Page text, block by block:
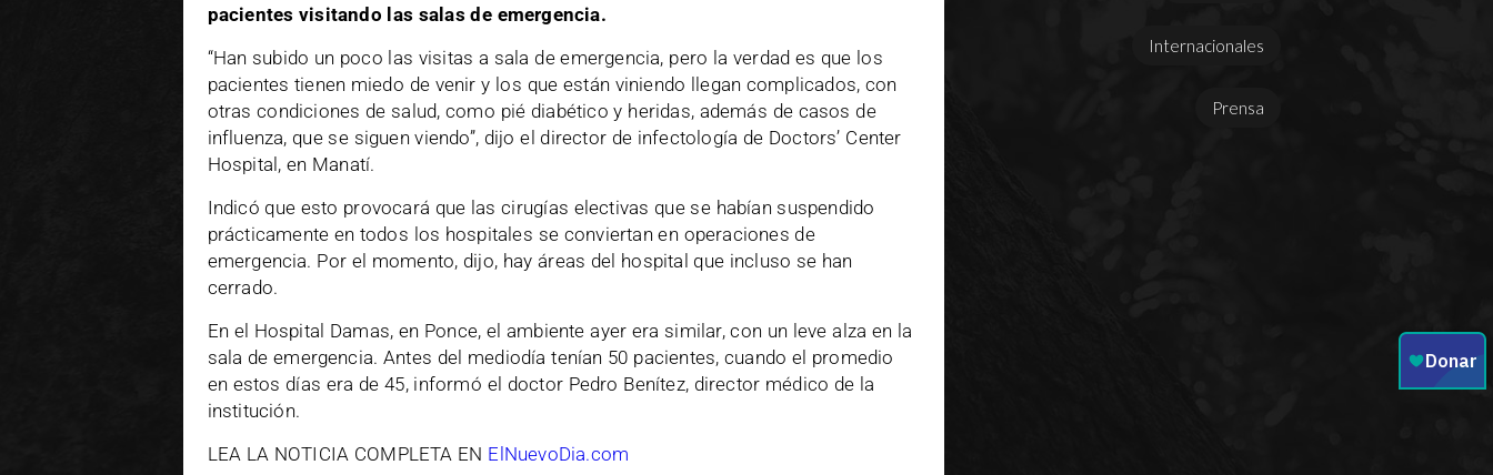
pacientes visitando las salas de emergencia.
“Han subido un poco las visitas a sala de emergencia, pero la verdad es que los
pacientes tienen miedo de venir y los que están viniendo llegan complicados, con
otras condiciones de salud, como pié diabético y heridas, además de casos de
influenza, que se siguen viendo”, dijo el director de infectología de Doctors’ Center
Hospital, en Manatí.
Indicó que esto provocará que las cirugías electivas que se habían suspendido
prácticamente en todos los hospitales se conviertan en operaciones de
emergencia. Por el momento, dijo, hay áreas del hospital que incluso se han
cerrado.
En el Hospital Damas, en Ponce, el ambiente ayer era similar, con un leve alza en la
sala de emergencia. Antes del mediodía tenían 50 pacientes, cuando el promedio
en estos días era de 45, informó el doctor Pedro Benítez, director médico de la
institución.
LEA LA NOTICIA COMPLETA EN ElNuevoDia.com
Internacionales
Prensa